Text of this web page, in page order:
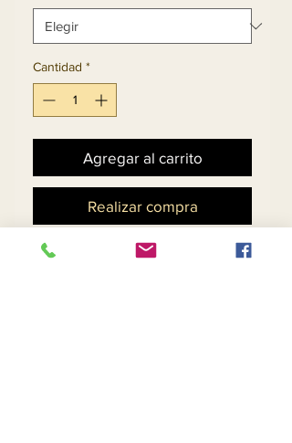
Cantidad *
Agregar al carrito
Realizar compra
Conjunto de falda y